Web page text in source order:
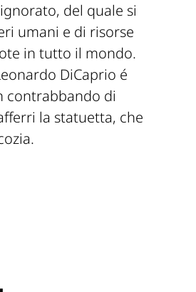
del quale si
umani e di risorse
in tutto il mondo.
DiCaprio é
contrabbando di
la statuetta, che
.